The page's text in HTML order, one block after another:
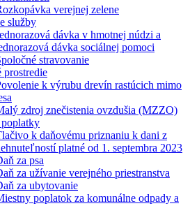
verejnej zelene
služby
dávka v hmotnej núdzi a
dávka sociálnej pomoci
stravovanie
prostredie
k výrubu drevín rastúcich mimo
zdroj znečistenia ovzdušia (MZZO)
k daňovému priznaniu k dani z
platné od 1. septembra 2023
za psa
za užívanie verejného priestranstva
za ubytovanie
poplatok za komunálne odpady a